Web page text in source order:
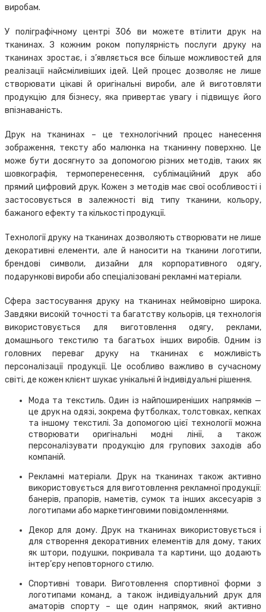
виробам.
У поліграфічному центрі 306 ви можете втілити друк на
тканинах. З кожним роком популярність послуги друку на
тканинах зростає, і з’являється все більше можливостей для
реалізації найсміливіших ідей. Цей процес дозволяє не лише
створювати цікаві й оригінальні вироби, але й виготовляти
продукцію для бізнесу, яка привертає увагу і підвищує його
впізнаваність.
Друк на тканинах – це технологічний процес нанесення
зображення, тексту або малюнка на тканинну поверхню. Це
може бути досягнуто за допомогою різних методів, таких як
шовкографія, термоперенесення, сублімаційний друк або
прямий цифровий друк. Кожен з методів має свої особливості і
застосовується в залежності від типу тканини, кольору,
бажаного ефекту та кількості продукції.
Технології друку на тканинах дозволяють створювати не лише
декоративні елементи, але й наносити на тканини логотипи,
брендові символи, дизайни для корпоративного одягу,
подарункові вироби або спеціалізовані рекламні матеріали.
Сфера застосування друку на тканинах неймовірно широка.
Завдяки високій точності та багатству кольорів, ця технологія
використовується для виготовлення одягу, реклами,
домашнього текстилю та багатьох інших виробів. Одним із
головних переваг друку на тканинах є можливість
персоналізації продукції. Це особливо важливо в сучасному
світі, де кожен клієнт шукає унікальні й індивідуальні рішення.
Мода та текстиль. Один із найпоширеніших напрямків —
це друк на одязі, зокрема футболках, толстовках, кепках
та іншому текстилі. За допомогою цієї технології можна
створювати оригінальні модні лінії, а також
персоналізувати продукцію для групових заходів або
компаній.
Рекламні матеріали. Друк на тканинах також активно
використовується для виготовлення рекламної продукції:
банерів, прапорів, наметів, сумок та інших аксесуарів з
логотипами або маркетинговими повідомленнями.
Декор для дому. Друк на тканинах використовується і
для створення декоративних елементів для дому, таких
як штори, подушки, покривала та картини, що додають
інтер’єру неповторного стилю.
Спортивні товари. Виготовлення спортивної форми з
логотипами команд, а також індивідуальний друк для
аматорів спорту – ще один напрямок, який активно